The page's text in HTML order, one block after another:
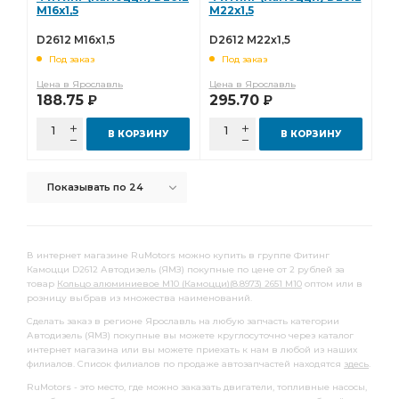
полукольцо упорного
полукольцо упорного подшипника
Комплект шатунных вкладышей 0,50
шатунных вкладышей 0,50 вкладышей 1,50
ТУРБОКОМ ТКР-9-12 снят с пр-ва
Комплект коренных вкладышей 1,25
Домкрат гидравлический бутылочные
Домкрат гидравлический бутылочные "БелАК"
гидравлический бутылочные "БелАК"
бутылочные "БелАК" Диск сцепления
вкладышей 0,05
М16х1,5
D2612 М16х1,5
Под заказ
Цена в Ярославль
188.75 Р
В КОРЗИНУ
М22х1,5
D2612 М22х1,5
Под заказ
Цена в Ярославль
295.70 Р
В КОРЗИНУ
Показывать по 24
В интернет магазине RuMotors можно купить в группе Фитинг
Камоцци D2612 Автодизель (ЯМЗ) покупные по цене от 2 рублей за
товар Кольцо алюминиевое М10 (Камоцци)(8.8973) 2651 М10 оптом или в
розницу выбрав из множества наименований.
Сделать заказ в регионе Ярославль на любую запчасть категории
Автодизель (ЯМЗ) покупные вы можете круглосуточно через каталог
интернет магазина или вы можете приехать к нам в любой из наших
филиалов. Список филиалов по продаже автозапчастей находятся здесь.
RuMotors - это место, где можно заказать двигатели, топливные насосы,